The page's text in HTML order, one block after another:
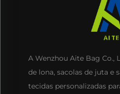
A Wenzhou Aite Bag Co.,
de lona, sacolas de juta e
tecidas personalizadas